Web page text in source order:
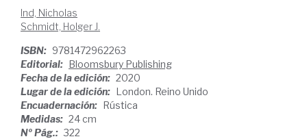
Ind, Nicholas
Schmidt, Holger J.
ISBN: 9781472962263
Editorial: Bloomsbury Publishing
Fecha de la edición: 2020
Lugar de la edición: London. Reino Unido
Encuadernación: Rústica
Medidas: 24 cm
Nº Pág.: 322